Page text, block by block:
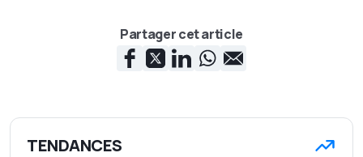
Partager cet article
TENDANCES